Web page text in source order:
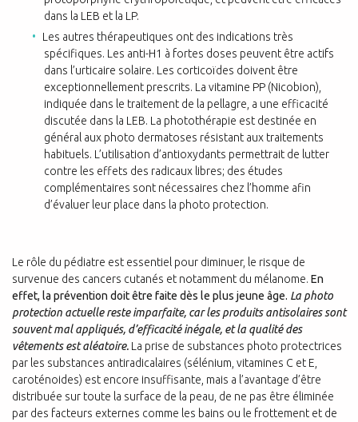
dans la LEB et la LP.
Les autres thérapeutiques ont des indications très
spécifiques. Les anti-H1 à fortes doses peuvent être actifs
dans l’urticaire solaire. Les corticoïdes doivent être
exceptionnellement prescrits. La vitamine PP (Nicobion),
indiquée dans le traitement de la pellagre, a une efficacité
discutée dans la LEB. La photothérapie est destinée en
général aux photo dermatoses résistant aux traitements
habituels. L’utilisation d’antioxydants permettrait de lutter
contre les effets des radicaux libres; des études
complémentaires sont nécessaires chez l’homme afin
d’évaluer leur place dans la photo protection.
Le rôle du pédiatre est essentiel pour diminuer, le risque de
survenue des cancers cutanés et notamment du mélanome. En
effet, la prévention doit être faite dès le plus jeune âge. La photo
protection actuelle reste imparfaite, car les produits antisolaires sont
souvent mal appliqués, d’efficacité inégale, et la qualité des
vêtements est aléatoire. La prise de substances photo protectrices
par les substances antiradicalaires (sélénium, vitamines C et E,
caroténoides) est encore insuffisante, mais a l’avantage d’être
distribuée sur toute la surface de la peau, de ne pas être éliminée
par des facteurs externes comme les bains ou le frottement et de